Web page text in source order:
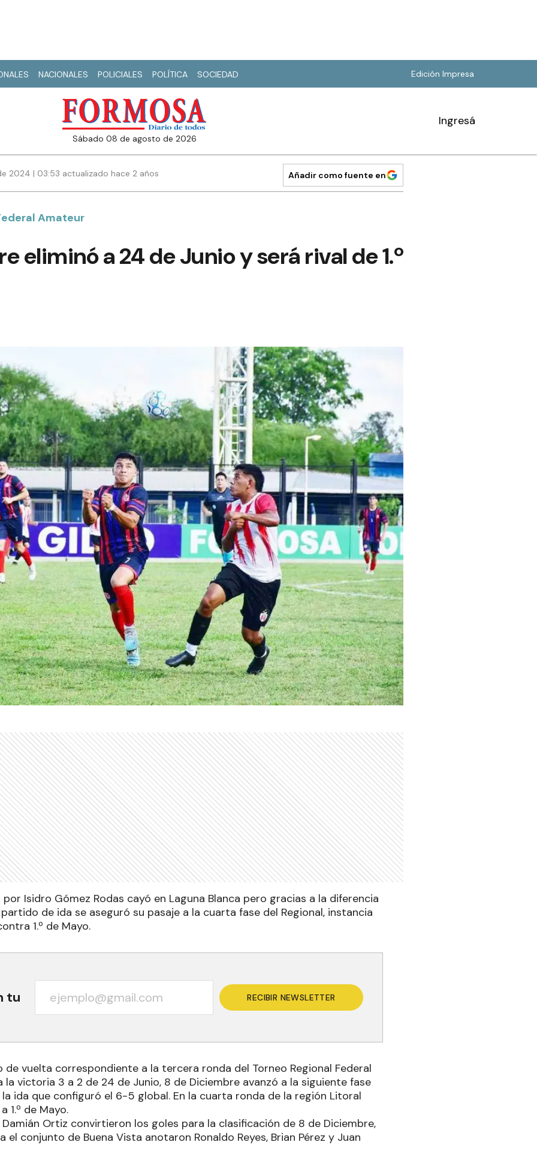
NACIONALES POLICIALES POLÍTICA SOCIEDAD Edición Impresa
sábado 08 de agosto de 2026
Ingresá
2024 | 03:53 actualizado hace 2 años Añadir como fuente en
Amateur
eliminó a 24 de Junio y será rival de 1.º
Isidro Gómez Rodas cayó en Laguna Blanca pero gracias a la diferencia
de ida se aseguró su pasaje a la cuarta fase del Regional, instancia
1.º de Mayo.
tu RECIBIR NEWSLETTER
de vuelta correspondiente a la tercera ronda del Torneo Regional Federal
la victoria 3 a 2 de 24 de Junio, 8 de Diciembre avanzó a la siguiente fase
ida que configuró el 6-5 global. En la cuarta ronda de la región Litoral
1.º de Mayo.
Ortiz convirtieron los goles para la clasificación de 8 de Diciembre,
el conjunto de Buena Vista anotaron Ronaldo Reyes, Brian Pérez y Juan